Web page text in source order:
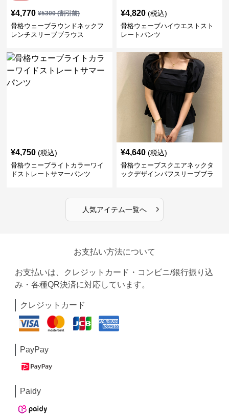
¥4,770 ¥5300(割引前)
骨格ウェーブラウンドネックフ
レンチスリーブブラウス
¥4,820 (税込)
骨格ウェーブハイウエストスト
レートパンツ
¥4,750 (税込)
骨格ウェーブライトカラーワイ
ドストレートサマーパンツ
¥4,640 (税込)
骨格ウェーブスクエアネックタ
ックデザインパフスリーブブラ
人気アイテム一覧へ ›
お支払い方法について
お支払いは、クレジットカード・コンビニ/銀行振り込
み・各種QR決済に対応しています。
クレジットカード
PayPay
Paidy